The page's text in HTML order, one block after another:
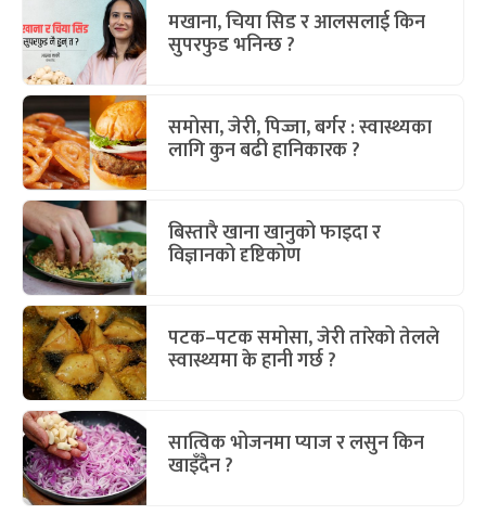
मखाना, चिया सिड र आलसलाई किन
सुपरफुड भनिन्छ ?
समोसा, जेरी, पिज्जा, बर्गर : स्वास्थ्यका
लागि कुन बढी हानिकारक ?
बिस्तारै खाना खानुको फाइदा र
विज्ञानको दृष्टिकोण
पटक–पटक समोसा, जेरी तारेको तेलले
स्वास्थ्यमा के हानी गर्छ ?
सात्विक भोजनमा प्याज र लसुन किन
खाइँदैन ?